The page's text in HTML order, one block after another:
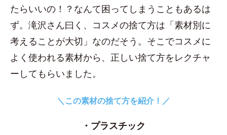
たらいいの！？なんて困ってしまうこともあるは
ず。滝沢さん曰く、コスメの捨て方は「素材別に
考えることが大切」なのだそう。そこでコスメに
よく使われる素材から、正しい捨て方をレクチャ
ーしてもらいました。
＼この素材の捨て方を紹介！／
・プラスチック